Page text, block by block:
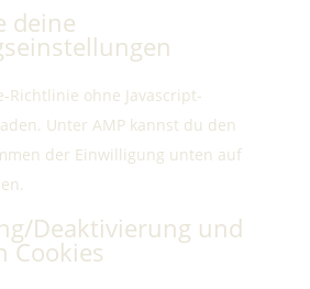
deine
Richtlinie ohne Javascript-
Unter AMP kannst du den
der Einwilligung unten auf
Deaktivierung und
Cookies